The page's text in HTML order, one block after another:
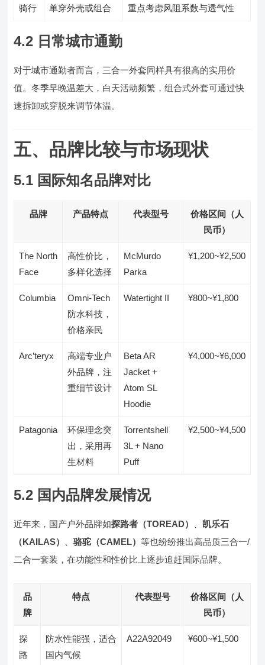
骑行 单穿外壳或组合 重点考虑风阻系数与透气性
4.2 日常城市通勤
对于城市通勤者而言，三合一外套同样具有很高的实用价
值。冬季早晚温差大，白天活动频繁，组合式外套可通过快
速拆卸或穿脱来调节体温。
五、品牌比较与市场现状
5.1 国际知名品牌对比
品牌 产品特点 代表型号
价格区间（人
民币）
The North
Face
高性价比，
多样化选择
McMurdo
Parka
¥1,200~¥2,500
Columbia
Omni-Tech
防水科技，
价格亲民
Watertight II ¥800~¥1,800
Arc’teryx
高端专业户
外品牌，注
重细节设计
Beta AR
Jacket +
Atom SL
Hoodie
¥4,000~¥6,000
Patagonia
环保理念突
出，采用再
生材料
Torrentshell
3L + Nano
Puff
¥2,500~¥4,500
5.2 国内品牌发展情况
近年来，国产户外品牌如探路者（TOREAD） 、凯乐石
（KAILAS）
、骆驼（CAMEL）等也纷纷推出高品质三合一/
二合一套装，在功能性和性价比上逐步追赶国际品牌。
品
牌
特点 代表型号
价格区间（人
民币）
探
路
防水性能强，适合
国内气候
A22A92049 ¥600~¥1,500